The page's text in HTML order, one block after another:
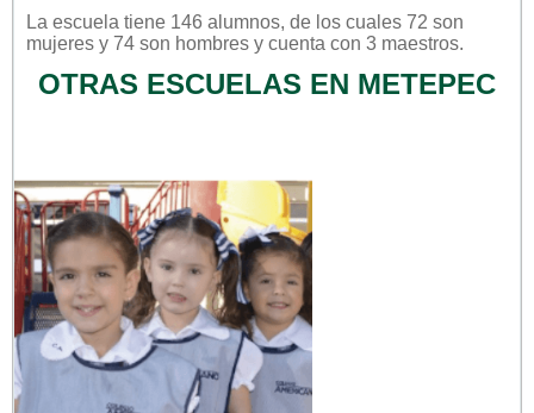
La escuela tiene 146 alumnos, de los cuales 72 son
mujeres y 74 son hombres y cuenta con 3 maestros.
OTRAS ESCUELAS EN METEPEC